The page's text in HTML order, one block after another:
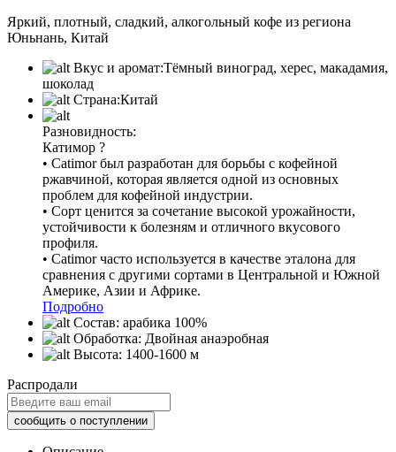
Яркий, плотный, сладкий, алкогольный кофе из региона
Юньнань, Китай
Вкус и аромат:Тёмный виноград, херес, макадамия,
шоколад
Страна:Китай
Разновидность:
Катимор ?
• Catimor был разработан для борьбы с кофейной
ржавчиной, которая является одной из основных
проблем для кофейной индустрии.
• Сорт ценится за сочетание высокой урожайности,
устойчивости к болезням и отличного вкусового
профиля.
• Catimor часто используется в качестве эталона для
сравнения с другими сортами в Центральной и Южной
Америке, Азии и Африке.
Подробно
Состав: арабика 100%
Обработка: Двойная анаэробная
Высота: 1400-1600 м
Распродали